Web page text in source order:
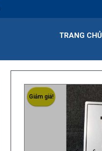
TRANG CHỦ
Giảm giá!